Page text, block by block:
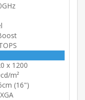
x 1200
m²
(16")